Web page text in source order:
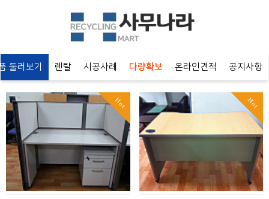
러보기 렌탈 시공사례 다량확보 온라인견적 공지사항
Hot Hot